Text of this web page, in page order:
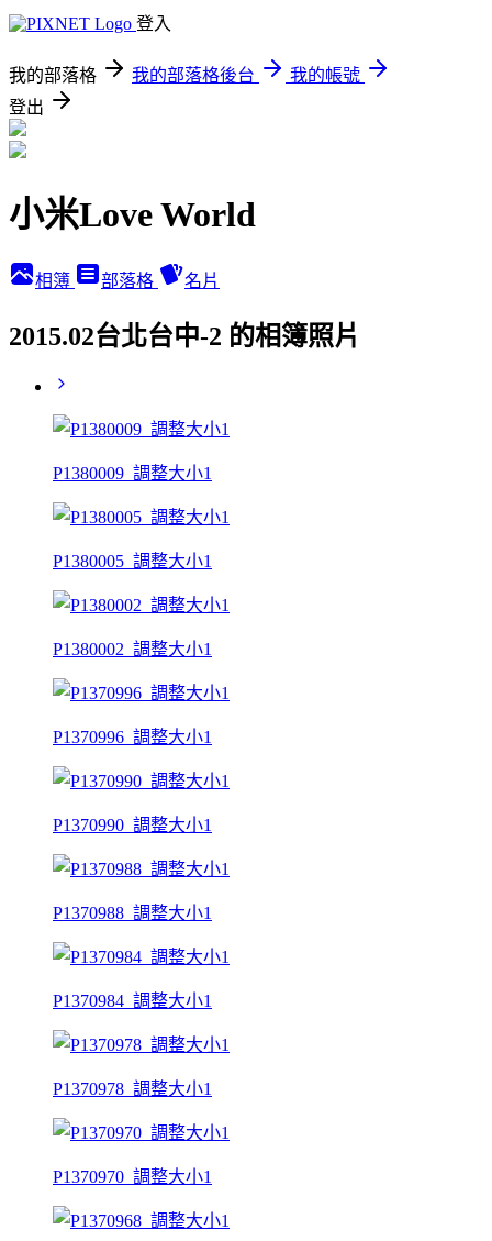
登入
我的部落格 我的部落格後台
我的帳號
登出
小米Love World
相簿 部落格 名片
2015.02台北台中-2 的相簿照片
P1380009_調整大小1
P1380005_調整大小1
P1380002_調整大小1
P1370996_調整大小1
P1370990_調整大小1
P1370988_調整大小1
P1370984_調整大小1
P1370978_調整大小1
P1370970_調整大小1